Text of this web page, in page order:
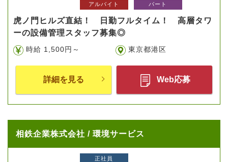
アルバイト パート
虎ノ門ヒルズ直結！ 日勤フルタイム！ 高層タワ
ーの設備管理スタッフ募集◎
時給 1,500円～ 東京都港区
詳細を見る Web応募
相鉄企業株式会社 / 環境サービス
正社員